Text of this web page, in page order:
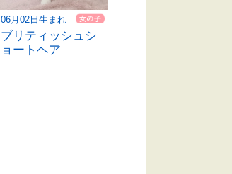
06月02日生まれ
ブリティッシュシ
ョートヘア